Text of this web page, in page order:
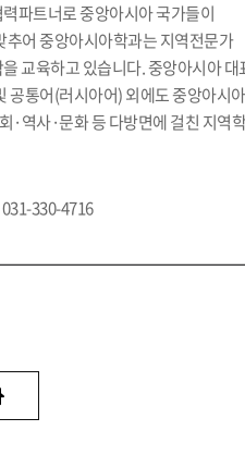
파트너로 중앙아시아 국가들이
어 중앙아시아학과는 지역전문가
교육하고 있습니다. 중앙아시아 대
공통어(러시아어) 외에도 중앙아시아
·역사·문화 등 다방면에 걸친 지역
031-330-4716